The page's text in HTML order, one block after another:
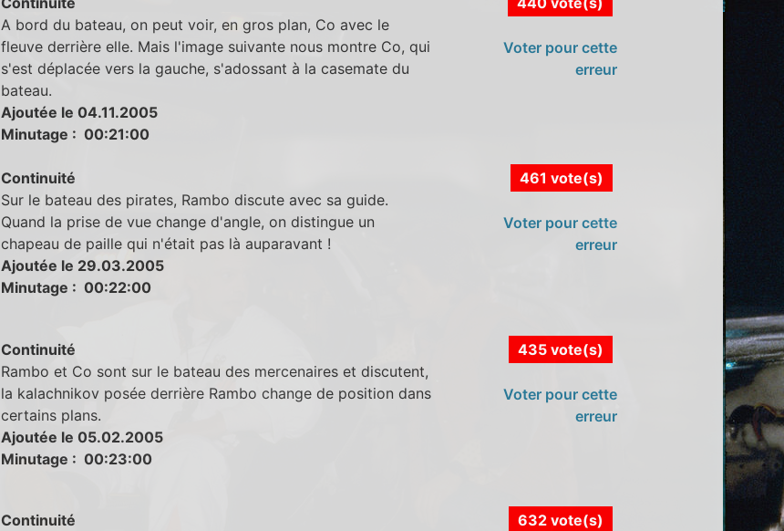
A bord du bateau, on peut voir, en gros plan, Co avec le
fleuve derrière elle. Mais l'image suivante nous montre Co, qui
s'est déplacée vers la gauche, s'adossant à la casemate du
bateau.
Ajoutée le 04.11.2005
Minutage : 00:21:00
Voter pour cette
erreur
Continuité
Sur le bateau des pirates, Rambo discute avec sa guide.
Quand la prise de vue change d'angle, on distingue un
chapeau de paille qui n'était pas là auparavant !
Ajoutée le 29.03.2005
Minutage : 00:22:00
461 vote(s)
Voter pour cette
erreur
Continuité
Rambo et Co sont sur le bateau des mercenaires et discutent,
la kalachnikov posée derrière Rambo change de position dans
certains plans.
Ajoutée le 05.02.2005
Minutage : 00:23:00
435 vote(s)
Voter pour cette
erreur
Continuité
632 vote(s)